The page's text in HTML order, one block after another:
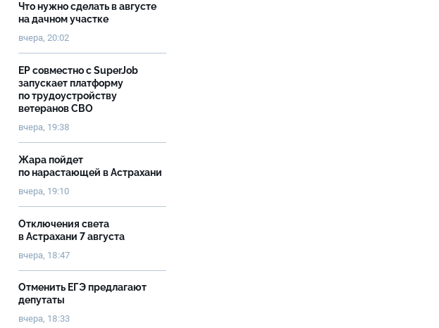
Что нужно сделать в августе
на дачном участке
вчера, 20:02
ЕР совместно с SuperJob
запускает платформу
по трудоустройству
ветеранов СВО
вчера, 19:38
Жара пойдет
по нарастающей в Астрахани
вчера, 19:10
Отключения света
в Астрахани 7 августа
вчера, 18:47
Отменить ЕГЭ предлагают
депутаты
вчера, 18:33